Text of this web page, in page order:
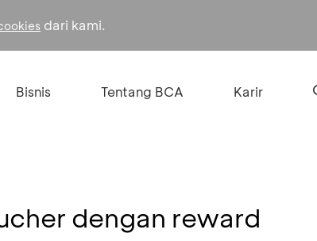
dari kami.
Bisnis Tentang BCA Karir
dengan reward